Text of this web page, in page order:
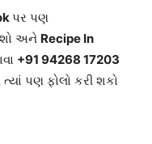
પર પણ
અને Recipe In
+91 94268 17203
પણ ફોલો કરી શકો